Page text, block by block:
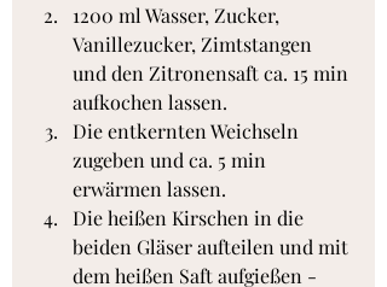
1200 ml Wasser, Zucker,
Vanillezucker, Zimtstangen
und den Zitronensaft ca. 15 min
aufkochen lassen.
Die entkernten Weichseln
zugeben und ca. 5 min
erwärmen lassen.
Die heißen Kirschen in die
beiden Gläser aufteilen und mit
dem heißen Saft aufgießen -